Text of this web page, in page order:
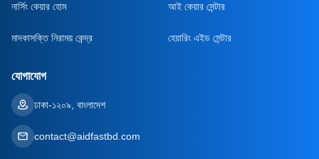
নার্সিং কেয়ার হোম আই কেয়ার সেন্টার
মাদকাসক্তি নিরাময় কেন্দ্র হেয়ারিং এইড সেন্টার
যোগাযোগ
ঢাকা-১২০৯, বাংলাদেশ
contact@aidfastbd.com